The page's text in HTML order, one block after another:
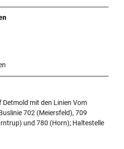
mit den Linien Vom
702 (Meiersfeld), 709
und 780 (Horn); Haltestelle